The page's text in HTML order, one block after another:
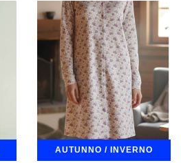
AUTUNNO / INVERNO